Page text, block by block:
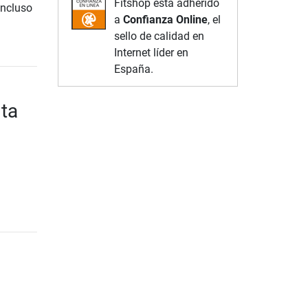
Fitshop está adherido
a Confianza Online, el
sello de calidad en
Internet líder en
España.